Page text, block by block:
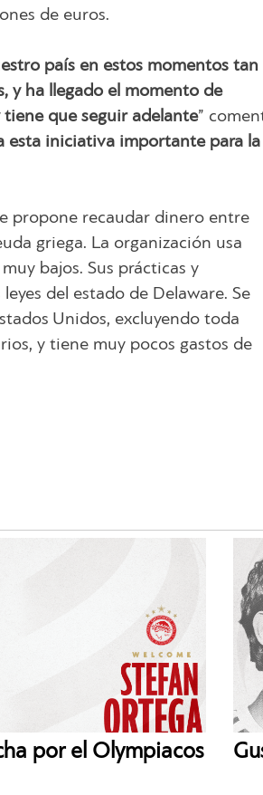
de euros.
país en estos momentos tan
y ha llegado el momento de
que seguir adelante”
esta iniciativa importante para la
propone recaudar dinero entre
griega. La organización usa
bajos. Sus prácticas y
del estado de Delaware. Se
Unidos, excluyendo toda
y tiene muy pocos gastos de
por el Olympiacos